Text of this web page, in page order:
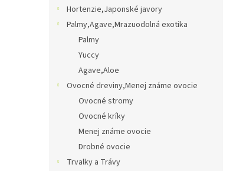
Hortenzie,Japonské javory
Palmy,Agave,Mrazuodolná exotika
Palmy
Yuccy
Agave,Aloe
Ovocné dreviny,Menej známe ovocie
Ovocné stromy
Ovocné kríky
Menej známe ovocie
Drobné ovocie
Trvalky a Trávy